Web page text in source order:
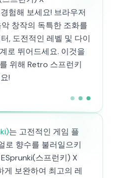
험해 보세요! 브라우저
창작의 독특한 조화를
, 도전적인 레벨 및 다이
로 뛰어드세요. 이것을
위해 Retro 스프런키
!
는 고전적인 게임 플
로 향수를 불러일으키
스프런키) X
보완하여 최고의 레